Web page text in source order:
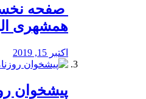
صفحه
همشهری
اکتبر 15, 2019
پیشخوان